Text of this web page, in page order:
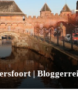
|